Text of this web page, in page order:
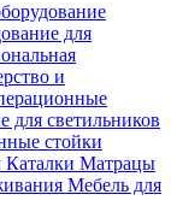
для
и
для светильников
стойки
Каталки Матрацы
Мебель для